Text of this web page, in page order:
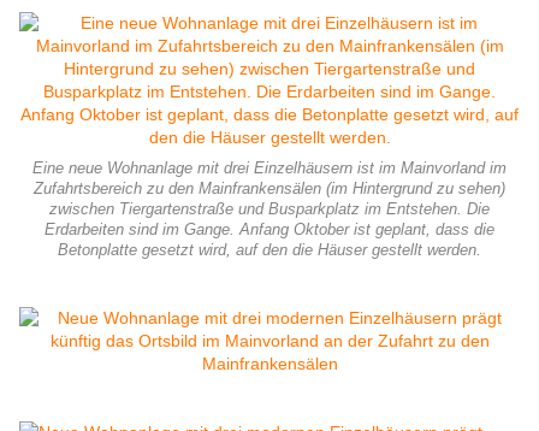
Eine neue Wohnanlage mit drei Einzelhäusern ist im Mainvorland im
Zufahrtsbereich zu den Mainfrankensälen (im Hintergrund zu sehen)
zwischen Tiergartenstraße und Busparkplatz im Entstehen. Die
Erdarbeiten sind im Gange. Anfang Oktober ist geplant, dass die
Betonplatte gesetzt wird, auf den die Häuser gestellt werden.